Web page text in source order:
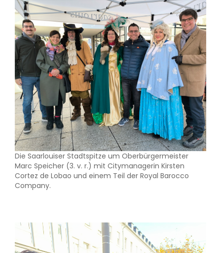
Die Saarlouiser Stadtspitze um Oberbürgermeister
Marc Speicher (3. v. r.) mit Citymanagerin Kirsten
Cortez de Lobao und einem Teil der Royal Barocco
Company.